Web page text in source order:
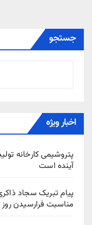
جستجو
اخبار ویژه
پتروشیمی کارخانه
آینده است
پیام تبریک سجاد
مناسبت فرارسیدن روز